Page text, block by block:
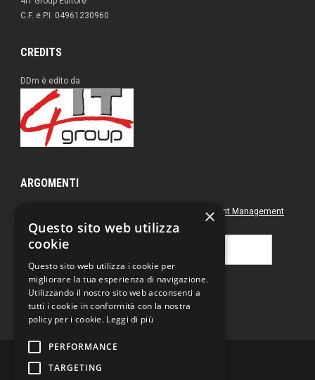
C.F. e P.I. 04961230960
CREDITS
DDm è edito da
ARGOMENTI
Document Management
Green Postal & Mail Printing
Ricerca
×
Questo sito web utilizza
cookie
Questo sito web utilizza i cookie per
migliorare la tua esperienza di navigazione.
Utilizzando il nostro sito web acconsenti a
tutti i cookie in conformità con la nostra
policy per i cookie. Leggi di più
PERFORMANCE
TARGETING